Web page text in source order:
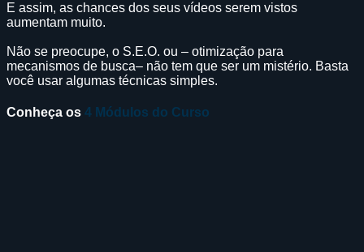
E assim, as chances dos seus vídeos serem vistos
aumentam muito.
Não se preocupe, o S.E.O. ou – otimização para
mecanismos de busca– não tem que ser um mistério. Basta
você usar algumas técnicas simples.
Conheça os 4 Módulos do Curso